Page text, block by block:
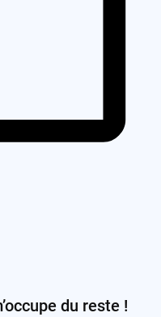
du reste !